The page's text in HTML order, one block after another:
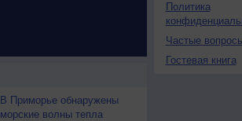
В Приморье обнаружены
морские волны тепла
Политика
Частые
Гостевая книга